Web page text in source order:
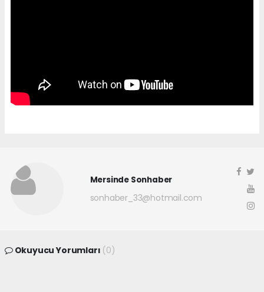
Mersinde Sonhaber
sonhaber_33@hotmail.com
Okuyucu Yorumları (0)